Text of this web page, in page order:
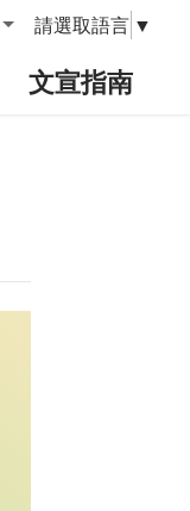
請選取語言 ▼
文宣指南